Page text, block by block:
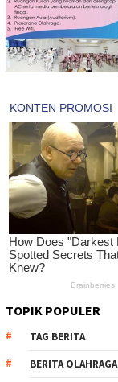
TOPIK POPULER
TAG BERITA
BERITA OLAHRAGA